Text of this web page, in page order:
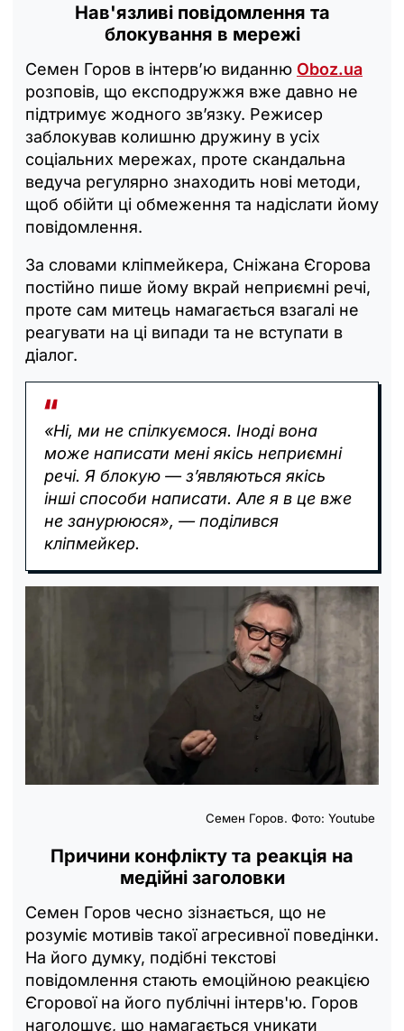
Нав'язливі повідомлення та
блокування в мережі
Семен Горов в інтерв’ю виданню Oboz.ua
розповів, що експодружжя вже давно не
підтримує жодного зв’язку. Режисер
заблокував колишню дружину в усіх
соціальних мережах, проте скандальна
ведуча регулярно знаходить нові методи,
щоб обійти ці обмеження та надіслати йому
повідомлення.
За словами кліпмейкера, Сніжана Єгорова
постійно пише йому вкрай неприємні речі,
проте сам митець намагається взагалі не
реагувати на ці випади та не вступати в
діалог.
«Ні, ми не спілкуємося. Іноді вона
може написати мені якісь неприємні
речі. Я блокую — з’являються якісь
інші способи написати. Але я в це вже
не занурююся», — поділився
кліпмейкер.
Семен Горов. Фото: Youtube
Причини конфлікту та реакція на
медійні заголовки
Семен Горов чесно зізнається, що не
розуміє мотивів такої агресивної поведінки.
На його думку, подібні текстові
повідомлення стають емоційною реакцією
Єгорової на його публічні інтерв'ю. Горов
наголошує, що намагається уникати